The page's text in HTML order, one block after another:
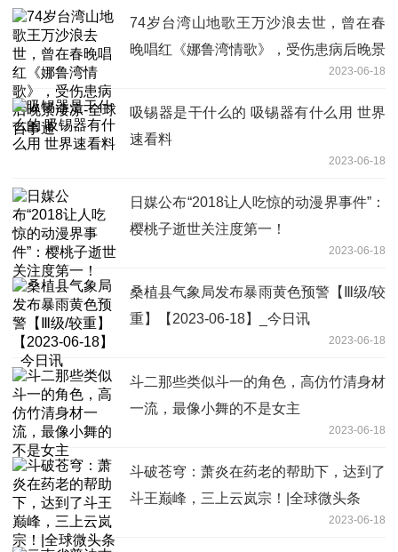
74岁台湾山地歌王万沙浪去世，曾在春
晚唱红《娜鲁湾情歌》，受伤患病后晚景
2023-06-18
吸锡器是干什么的 吸锡器有什么用 世界
速看料
2023-06-18
日媒公布“2018让人吃惊的动漫界事件”：
樱桃子逝世关注度第一！
2023-06-18
桑植县气象局发布暴雨黄色预警【Ⅲ级/较
重】【2023-06-18】_今日讯
2023-06-18
斗二那些类似斗一的角色，高仿竹清身材
一流，最像小舞的不是女主
2023-06-18
斗破苍穹：萧炎在药老的帮助下，达到了
斗王巅峰，三上云岚宗！|全球微头条
2023-06-18